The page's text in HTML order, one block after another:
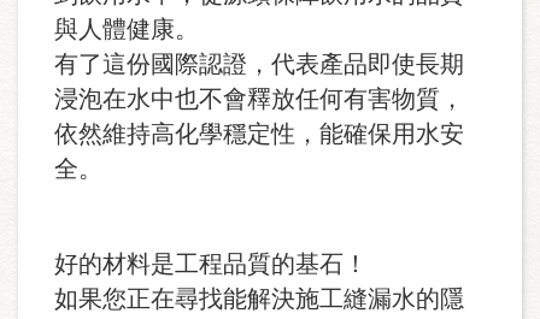
與人體健康。
有了這份國際認證，代表產品即使長期
浸泡在水中也不會釋放任何有害物質，
依然維持高化學穩定性，能確保用水安
全。
好的材料是工程品質的基石！
如果您正在尋找能解決施工縫漏水的隱